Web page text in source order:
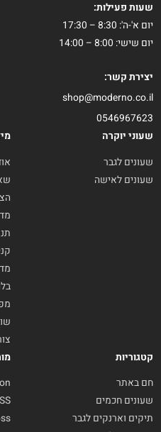
שעות פעילות:
יום א'-ה': 8:30 – 17:30
יום שישי: 8:00 – 14:00
יצירת קשר:
shop@moderno.co.il
0546967623
שעוני יוקרה
שעונים לגבר
שעונים לאישה
קטגוריות
חם באתר
שעונים חכמים
תיקים וארנקים לגבר